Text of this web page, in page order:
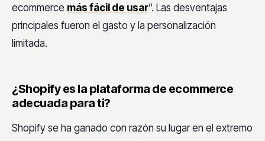
ecommerce más fácil de usar”. Las desventajas
principales fueron el gasto y la personalización
limitada.
¿Shopify es la plataforma de ecommerce
adecuada para ti?
Shopify se ha ganado con razón su lugar en el extremo